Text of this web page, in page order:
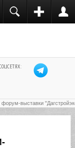
выставки